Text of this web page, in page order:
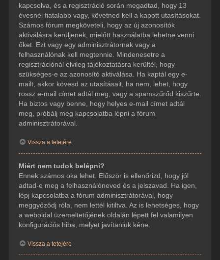
kapcsolva, és a regisztráció során megadtad, hogy 13
évesnél fiatalabb vagy, követned kell a kapott utasításokat.
Számos fórum megköveteli, hogy az új azonosítók
aktiválásra kerüljenek, mielőtt használatba lehetne venni
őket. Ezt vagy egy adminisztrátornak vagy a
felhasználónak kell megtennie. Mindenesetre a
regisztrációnál elvileg tájékoztatásra kerültél, hogy
szükséges-e az azonosító aktiválása. Ha kaptál egy e-
mailt, akkor kövesd az utasításait, ha nem, lehet, hogy
rossz e-mail címet adtál meg, vagy a spamszűrőd kiszűrte.
Ha biztos vagy benne, hogy helyes e-mail címet adtál
meg, próbálj meg kapcsolatba lépni a fórum
adminisztrátorával.
Vissza a tetejére
Miért nem tudok belépni?
Ennek számos oka lehet. Először is ellenőrizd, hogy jól
adtad-e meg a felhasználóneved és a jelszavad. Ha igen,
lépj kapcsolatba a fórum adminisztrátorával, hogy
meggyőződj róla, nem lettél kitiltva. Az is lehetséges, hogy
a weboldal üzemeltetőjének oldalán lépett fel valamilyen
konfigurációs hiba, melyet javítaniuk kéne.
Vissza a tetejére